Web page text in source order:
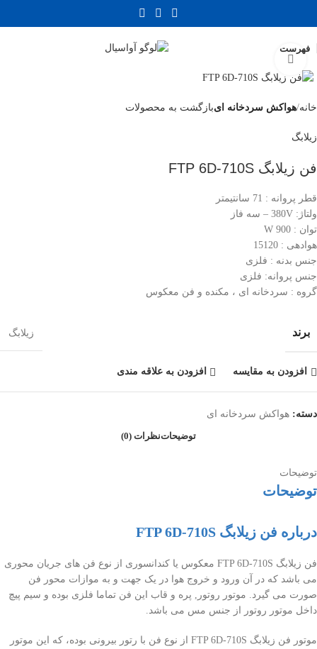
فهرست
خانه هواکش سردخانه ایبازگشت به محصولات
زیلابگ
فن زیلابگ FTP 6D-710S
قطر پروانه : 71 سانتیمتر
ولتاژ: 380V – سه فاز
توان : 900 W
هوادهی : 15120
جنس بدنه : فلزی
جنس پروانه: فلزی
گروه : سردخانه ای ، مکنده و فن معکوس
برند زیلابگ
افزودن به مقایسه افزودن به علاقه مندی
دسته: هواکش سردخانه ای
توضیحاتنظرات (0)
توضیحات
توضیحات
درباره فن زیلابگ FTP 6D-710S
فن زیلابگ FTP 6D-710S معکوس یا کندانسوری از نوع فن های جریان محوری
می باشد که در آن ورود و خروج هوا در یک جهت و به موازات محور فن
صورت می گیرد. موتور روتور, پره و قاب این فن تماما فلزی بوده و سیم پیچ
داخل موتور روتور از جنس مس می باشد.
موتور فن زیلابگ FTP 6D-710S از نوع فن با رتور بیرونی بوده، که این موتور